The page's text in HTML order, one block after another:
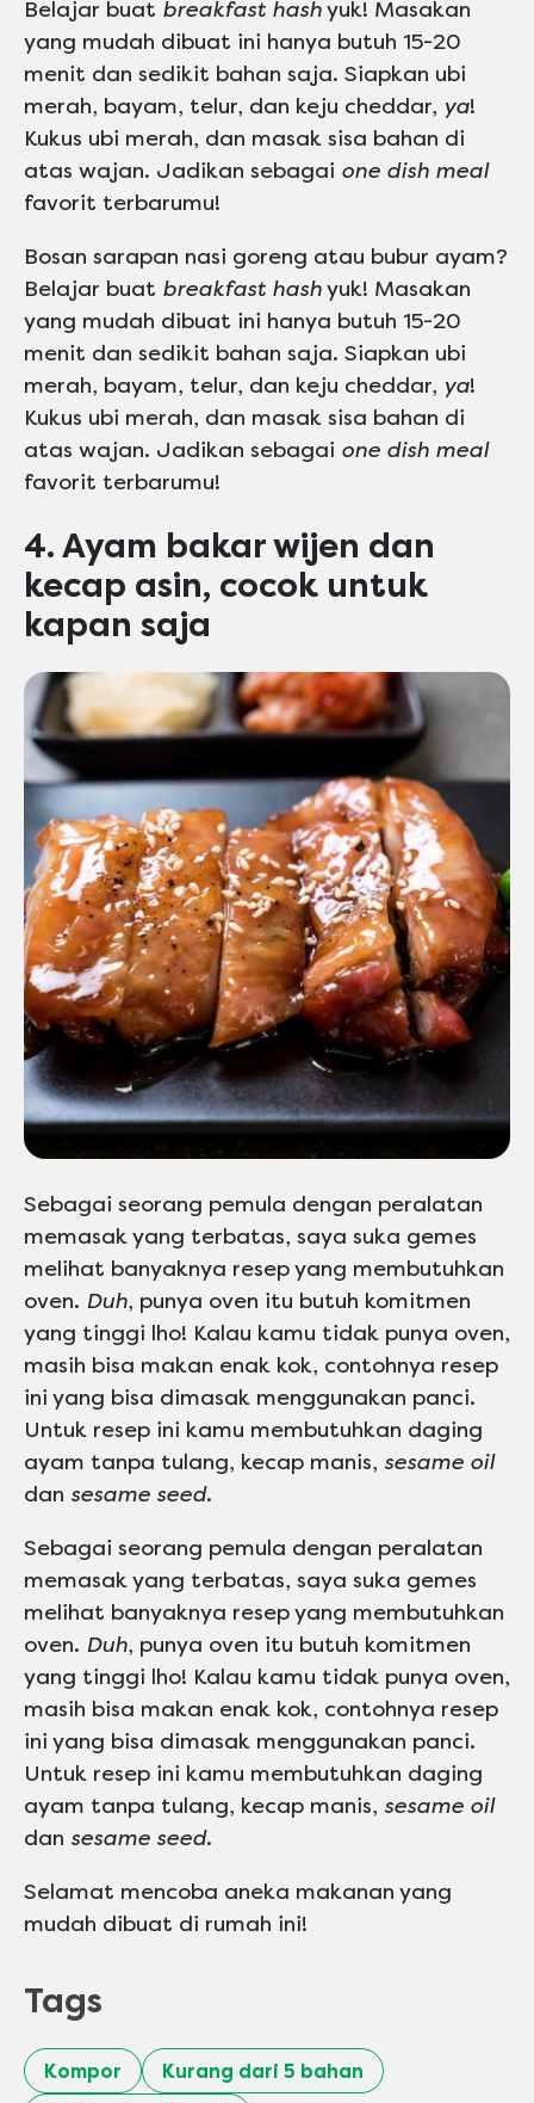
Belajar buat breakfast hashyuk! Masakan
yang mudah dibuat ini hanya butuh 15-20
menit dan sedikit bahan saja. Siapkan ubi
merah, bayam, telur, dan keju cheddar, ya!
Kukus ubi merah, dan masak sisa bahan di
atas wajan. Jadikan sebagai one dish meal
favorit terbarumu!
Bosan sarapan nasi goreng atau bubur ayam?
Belajar buat breakfast hashyuk! Masakan
yang mudah dibuat ini hanya butuh 15-20
menit dan sedikit bahan saja. Siapkan ubi
merah, bayam, telur, dan keju cheddar, ya!
Kukus ubi merah, dan masak sisa bahan di
atas wajan. Jadikan sebagai one dish meal
favorit terbarumu!
4. Ayam bakar wijen dan
kecap asin, cocok untuk
kapan saja
Sebagai seorang pemula dengan peralatan
memasak yang terbatas, saya suka gemes
melihat banyaknya resep yang membutuhkan
oven. Duh, punya oven itu butuh komitmen
yang tinggi lho! Kalau kamu tidak punya oven,
masih bisa makan enak kok, contohnya resep
ini yang bisa dimasak menggunakan panci.
Untuk resep ini kamu membutuhkan daging
ayam tanpa tulang, kecap manis, sesame oil
dan sesame seed.
Sebagai seorang pemula dengan peralatan
memasak yang terbatas, saya suka gemes
melihat banyaknya resep yang membutuhkan
oven. Duh, punya oven itu butuh komitmen
yang tinggi lho! Kalau kamu tidak punya oven,
masih bisa makan enak kok, contohnya resep
ini yang bisa dimasak menggunakan panci.
Untuk resep ini kamu membutuhkan daging
ayam tanpa tulang, kecap manis, sesame oil
dan sesame seed.
Selamat mencoba aneka makanan yang
mudah dibuat di rumah ini!
Tags
Kompor
Kurang dari 5 bahan